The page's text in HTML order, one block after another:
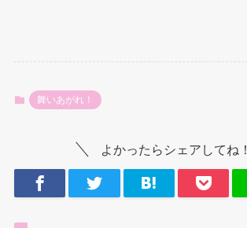
舞いあがれ！
よかったらシェアしてね！